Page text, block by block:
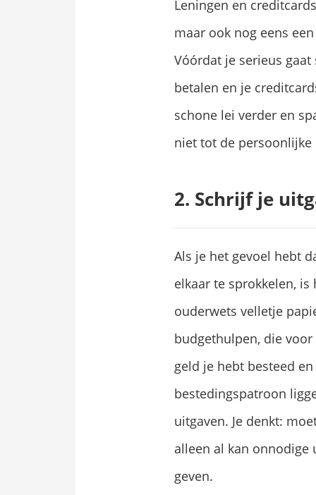
Leningen en
maar ook nog eens
Vóórdat je serieus
betalen en je
schone lei verder en
niet tot de persoonlijke
2. Schrijf je
Als je het gevoel hebt
elkaar te sprokkelen,
ouderwets velletje
budgethulpen, die
geld je hebt besteed
bestedingspatroon
uitgaven. Je denkt:
alleen al kan onnodige
geven.